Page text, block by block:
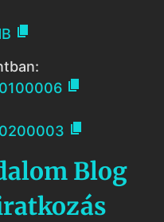



Blog